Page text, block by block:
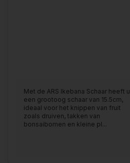
Met de ARS Ikebana Schaar heeft u
een grootoog schaar van 15.5cm,
ideaal voor het knippen van fruit
zoals druiven, takken van
bonsaibomen en kleine pl...